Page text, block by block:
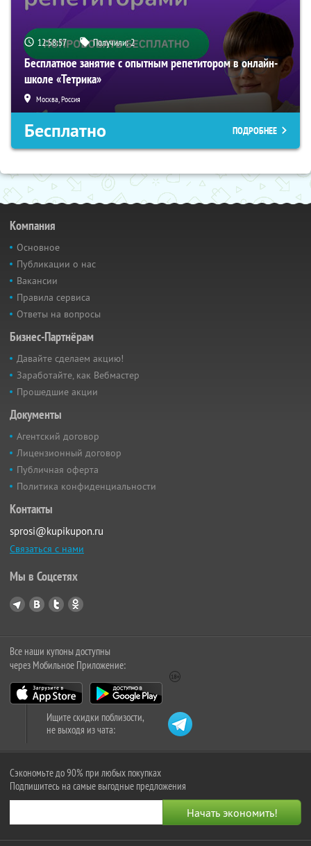
12:58:56 Получили:2
Бесплатное занятие с опытным репетитором в онлайн-
школе «Тетрика»
Москва, Россия
Бесплатно ПОДРОБНЕЕ
Компания
Основное
Публикации о нас
Вакансии
Правила сервиса
Ответы на вопросы
Бизнес-Партнёрам
Давайте сделаем акцию!
Заработайте, как Вебмастер
Прошедшие акции
Документы
Агентский договор
Лицензионный договор
Публичная оферта
Политика конфиденциальности
Контакты
sprosi@kupikupon.ru
Связаться с нами
Мы в Соцсетях
Все наши купоны доступны
через Мобильное Приложение:
Ищите скидки поблизости,
не выходя из чата:
Сэкономьте до 90% при любых покупках
Подпишитесь на самые выгодные предложения